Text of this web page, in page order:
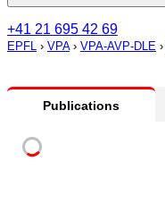
+41 21 695 42 69
EPFL › VPA› VPA-AVP-DLE ›
Publications